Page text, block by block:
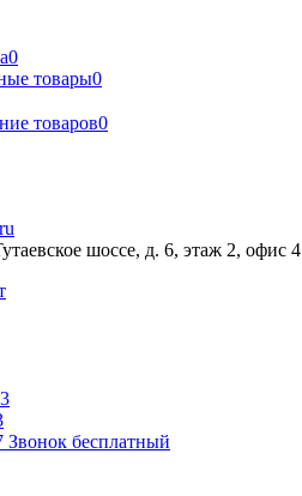
0
товары0
товаров0
шоссе, д. 6, этаж 2, офис 4
Звонок бесплатный